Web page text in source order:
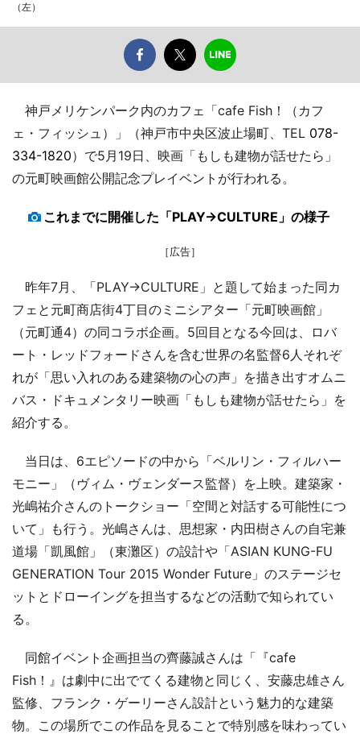
（左）
神戸メリケンパーク内のカフェ「cafe Fish！（カフ
ェ・フィッシュ）」（神戸市中央区波止場町、TEL 078-
334-1820）で5月19日、映画「もしも建物が話せたら」
の元町映画館公開記念プレイベントが行われる。
これまでに開催した「PLAY→CULTURE」の様子
［広告］
昨年7月、「PLAY→CULTURE」と題して始まった同カ
フェと元町商店街4丁目のミニシアター「元町映画館」
（元町通4）の同コラボ企画。5回目となる今回は、ロバ
ート・レッドフォードさんを含む世界の名監督6人それぞ
れが「思い入れのある建築物の心の声」を描き出すオムニ
バス・ドキュメンタリー映画「もしも建物が話せたら」を
紹介する。
当日は、6エピソードの中から「ベルリン・フィルハー
モニー」（ヴィム・ヴェンダース監督）を上映。建築家・
光嶋祐介さんのトークショー「空間と対話する可能性につ
いて」も行う。光嶋さんは、思想家・内田樹さんの自宅兼
道場「凱風館」（東灘区）の設計や「ASIAN KUNG-FU
GENERATION Tour 2015 Wonder Future」のステージセ
ットとドローイングを担当するなどの活動で知られてい
る。
同館イベント企画担当の齊藤誠さんは「『cafe
Fish！』は劇中に出でてくる建物と同じく、安藤忠雄さん
監修、フランク・ゲーリーさん設計という魅力的な建築
物。この場所でこの作品を見ることで特別感を味わってい